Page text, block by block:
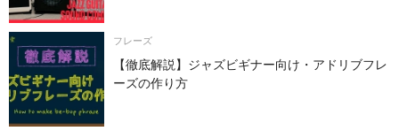
フレーズ
【徹底解説】ジャズビギナー向け・アドリブフレ
ーズの作り方